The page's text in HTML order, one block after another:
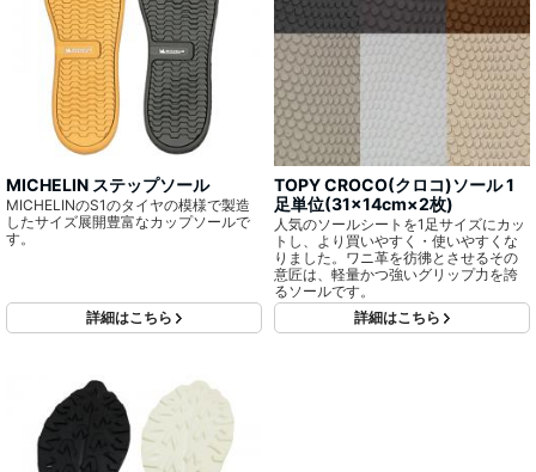
MICHELIN ステップソール
MICHELINのS1のタイヤの模様で製造
したサイズ展開豊富なカップソールで
す。
詳細はこちら
TOPY CROCO(クロコ)ソール 1
足単位(31×14cm×2枚)
人気のソールシートを1足サイズにカッ
トし、より買いやすく・使いやすくな
りました。ワニ革を彷彿とさせるその
意匠は、軽量かつ強いグリップ力を誇
るソールです。
詳細はこちら